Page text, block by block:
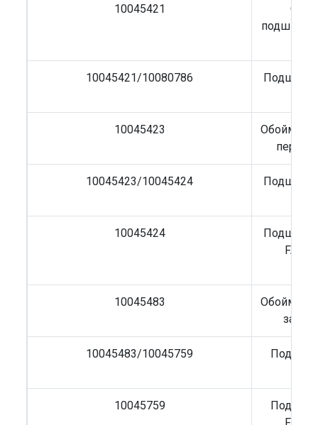
10045421
10045421/10080786
10045423
Обойма
10045423/10045424
10045424
FAW
10045483
Обойма
10045483/10045759
10045759